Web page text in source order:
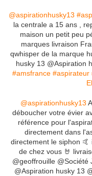
@aspirationhusky13
la centrale a 15 ans ,
maison un petit peu
marques livraison
qwhisper de la marque
husky 13 @Aspiration
#amsfrance #aspirateur
@aspirationhusky13
déboucher votre évier
référence pour
directement dans
directement le siphon
de chez vous 🤘
@geoffrouille @Société
@Aspiration husky 13